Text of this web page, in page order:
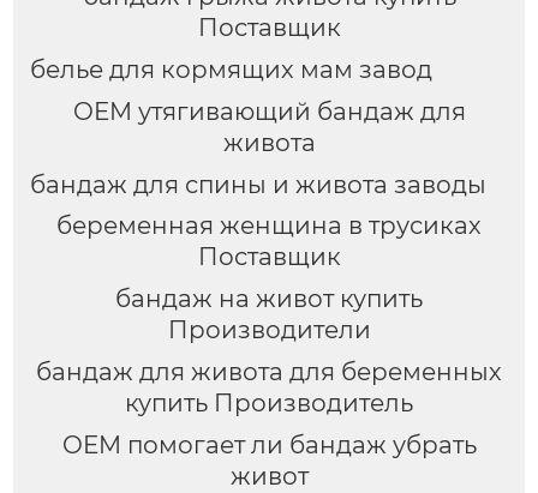
Поставщик
белье для кормящих мам завод
OEM утягивающий бандаж для
живота
бандаж для спины и живота заводы
беременная женщина в трусиках
Поставщик
бандаж на живот купить
Производители
бандаж для живота для беременных
купить Производитель
OEM помогает ли бандаж убрать
живот